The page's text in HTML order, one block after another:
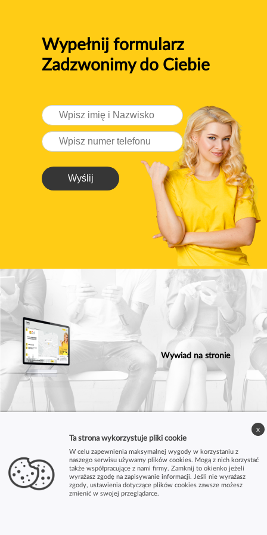
Wypełnij formularz
Zadzwonimy do Ciebie
Wyślij
Wywiad na stronie
Ta strona wykorzystuje pliki cookie
W celu zapewnienia maksymalnej wygody w korzystaniu z
naszego serwisu używamy plików cookies. Mogą z nich korzystać
także współpracujące z nami firmy. Zamknij to okienko jeżeli
wyrażasz zgodę na zapisywanie informacji. Jeśli nie wyrażasz
zgody, ustawienia dotyczące plików cookies zawsze możesz
zmienić w swojej przeglądarce.
x